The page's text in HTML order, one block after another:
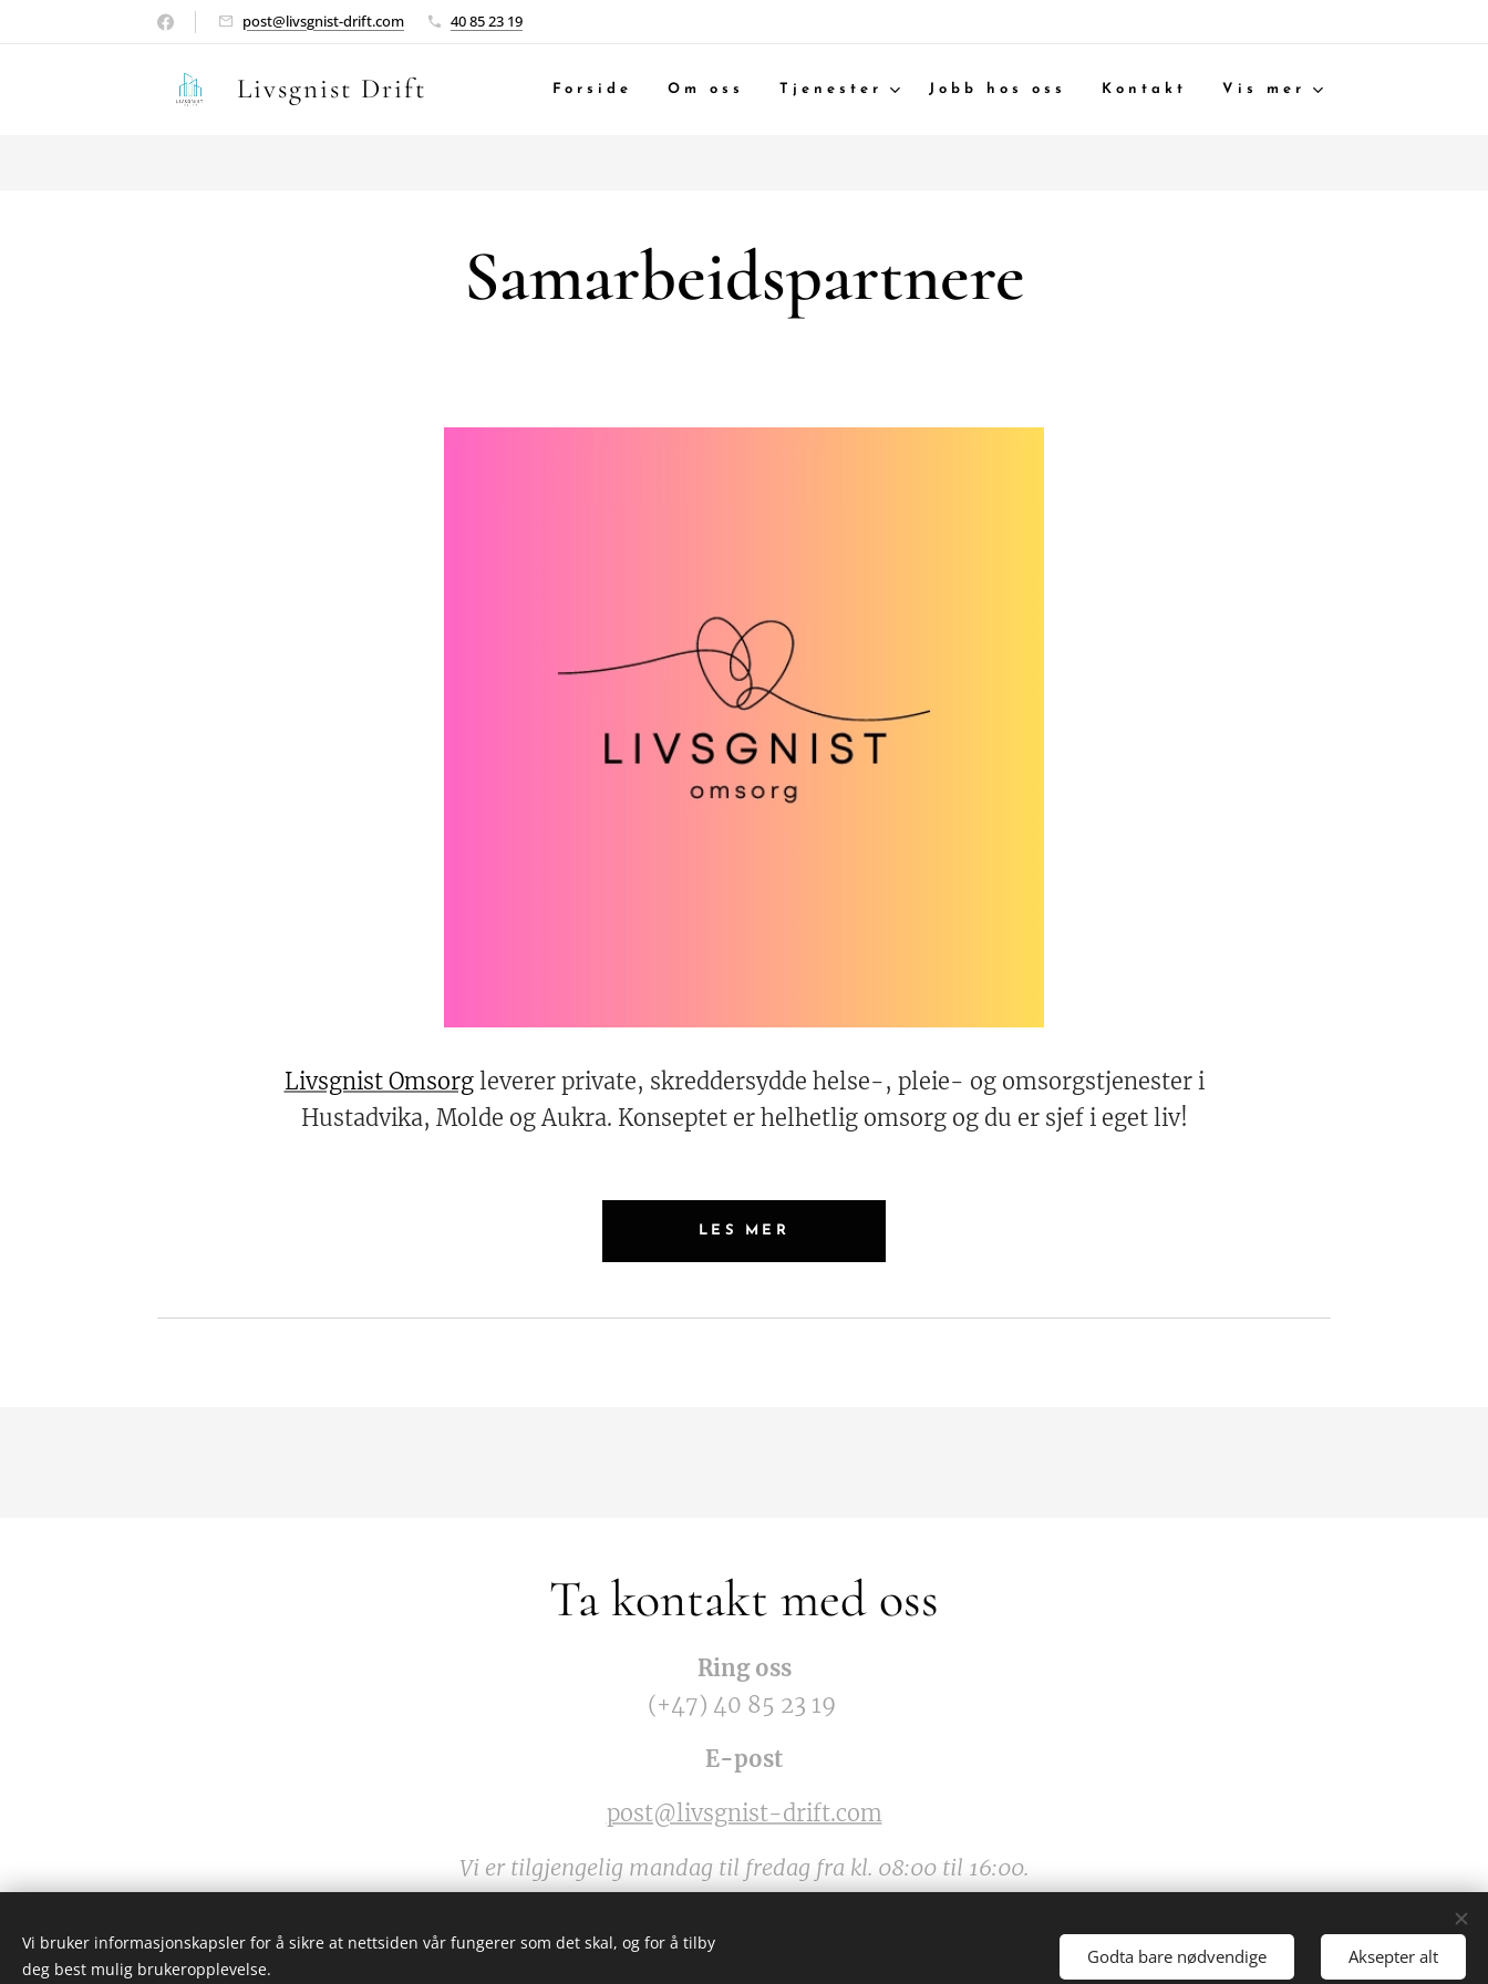
post@livsgnist-drift.com 40 85 23 19
Livsgnist Drift Forside Om oss Tjenester Jobb hos oss Kontakt Vis mer
Samarbeidspartnere
Livsgnist Omsorgleverer private, skreddersydde helse-, pleie- og omsorgstjenester i
Hustadvika, Molde og Aukra. Konseptet er helhetlig omsorg og du er sjef i eget liv!
LES MER
Ta kontakt med oss
Ring oss
(+47) 40 85 23 19
E-post
post@livsgnist-drift.com
Vi er tilgjengelig mandag til fredag fra kl. 08:00 til 16:00.
Vi bruker informasjonskapsler for å sikre at nettsiden vår fungerer som det skal, og for å tilby
deg best mulig brukeropplevelse.
Godta bare nødvendige Aksepter alt